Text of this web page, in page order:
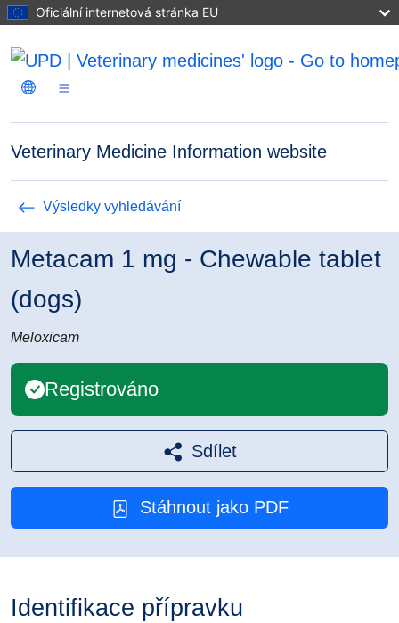
Přejít k hlavnímu obsahu
Oficiální internetová stránka EU
Veterinary Medicine Information website
Výsledky vyhledávání
Metacam 1 mg - Chewable tablet
(dogs)
Registrováno
Meloxicam
Sdílet
Stáhnout jako PDF
Identifikace přípravku